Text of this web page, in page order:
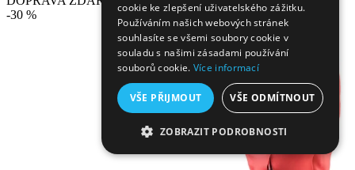
-30 %
cookie ke zlepšení uživatelského zážitku.
Používáním našich webových stránek
souhlasíte se všemi soubory cookie v
souladu s našimi zásadami používání
souborů cookie. Více informací
VŠE PŘIJMOUT VŠE ODMÍTNOUT
ZOBRAZIT PODROBNOSTI
NEZBYTNĚ NUTNÉ SOUBORY